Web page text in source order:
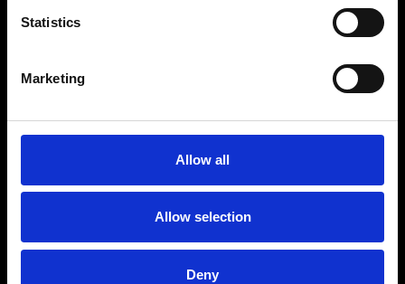
Statistics
Marketing
Allow all
Allow selection
Deny